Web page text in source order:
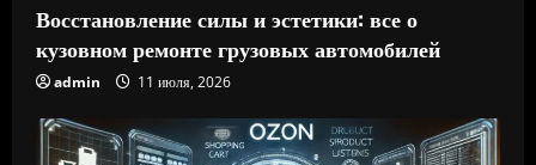
Восстановление силы и эстетики: все о
кузовном ремонте грузовых автомобилей
admin 11 июля, 2026